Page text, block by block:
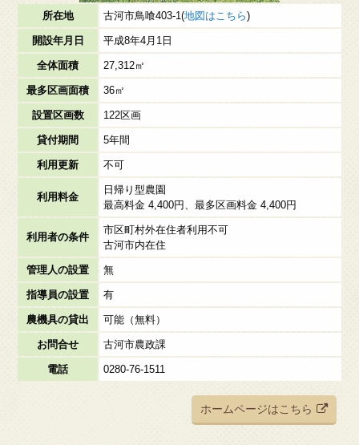
所在地 古河市鳥喰403-1(地図はこちら)
開設年月日 平成8年4月1日
全体面積 27,312㎡
最多区画面積 36㎡
設置区画数 122区画
貸付期間 5年間
利用更新 不可
利用料金
日帰り型農園
最高料金 4,400円、最多区画料金 4,400円
利用者の条件
市区町村外在住者利用不可
古河市内在住
管理人の設置 無
指導員の設置 有
農機具の貸出 可能（無料）
お問合せ 古河市農政課
電話 0280-76-1511
ホームページはこちら